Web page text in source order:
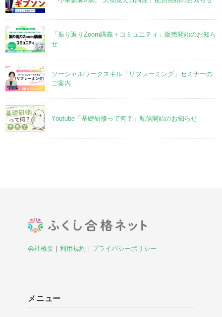
「振り返りZoom講義＋コミュニティ」販売開始のお知ら
せ
ソーシャルワークスキル「リフレーミング」セミナーの
ご案内
Youtube「基礎研修って何？」配信開始のお知らせ
会社概要 ｜ 利用規約 ｜ プライバシーポリシー
メニュー